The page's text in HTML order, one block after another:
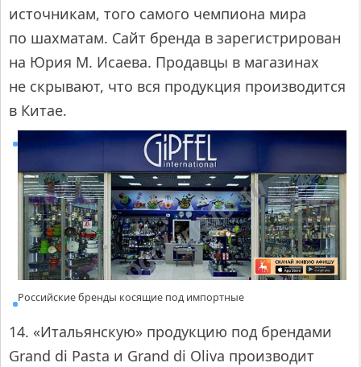
источникам, того самого чемпиона мира
по шахматам. Сайт бренда в зарегистрирован
на Юрия М. Исаева. Продавцы в магазинах
не скрывают, что вся продукция производится
в Китае.
Российские бренды косящие под импортные
14. «Итальянскую» продукцию под брендами
Grand di Pasta и Grand di Oliva производит